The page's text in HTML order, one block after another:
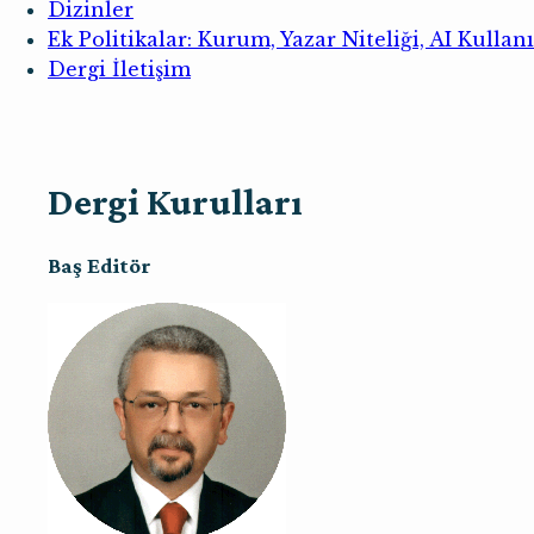
Dizinler
Ek Politikalar: Kurum, Yazar Niteliği, AI
Dergi İletişim
Dergi Kurulları
Baş Editör